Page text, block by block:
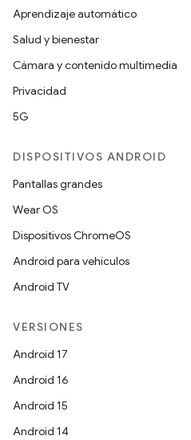
Aprendizaje automático
Salud y bienestar
Cámara y contenido multimedia
Privacidad
5G
DISPOSITIVOS ANDROID
Pantallas grandes
Wear OS
Dispositivos ChromeOS
Android para vehículos
Android TV
VERSIONES
Android 17
Android 16
Android 15
Android 14